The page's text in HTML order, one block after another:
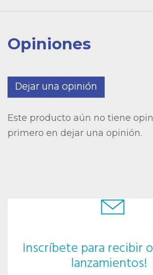
Opiniones
Dejar una opinión
Este producto aún no tiene
primero en dejar una opinión.
Inscríbete para recibir
lanzamientos!